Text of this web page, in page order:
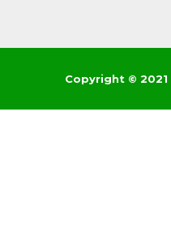
Copyright © 2021